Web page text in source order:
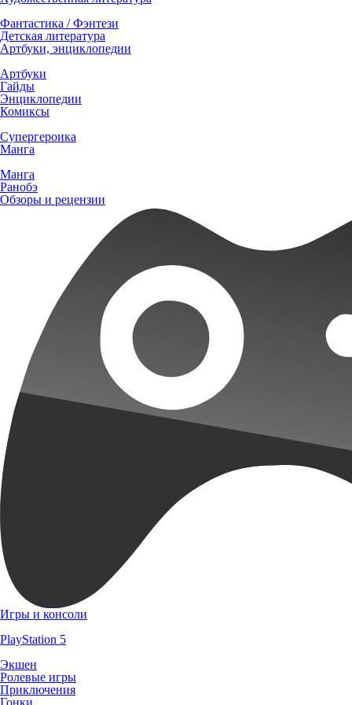
Фантастика / Фэнтези
Детская литература
Артбуки, энциклопедии
Артбуки
Гайды
Энциклопедии
Комиксы
Супергероика
Манга
Манга
Ранобэ
Обзоры и рецензии
Игры и консоли
PlayStation 5
Экшен
Ролевые игры
Приключения
Гонки